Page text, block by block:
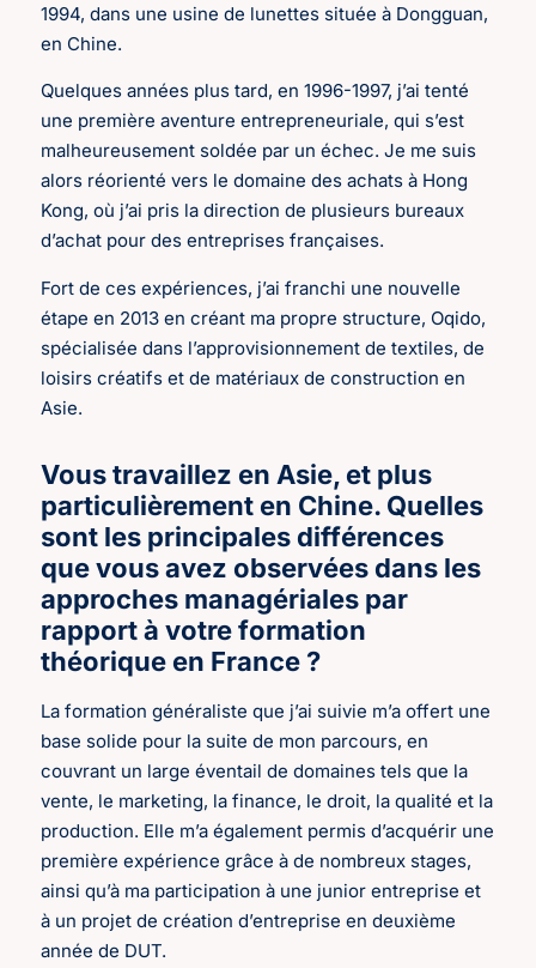
1994, dans une usine de lunettes située à Dongguan,
en Chine.
Quelques années plus tard, en 1996-1997, j’ai tenté
une première aventure entrepreneuriale, qui s’est
malheureusement soldée par un échec. Je me suis
alors réorienté vers le domaine des achats à Hong
Kong, où j’ai pris la direction de plusieurs bureaux
d’achat pour des entreprises françaises.
Fort de ces expériences, j’ai franchi une nouvelle
étape en 2013 en créant ma propre structure, Oqido,
spécialisée dans l’approvisionnement de textiles, de
loisirs créatifs et de matériaux de construction en
Asie.
Vous travaillez en Asie, et plus
particulièrement en Chine. Quelles
sont les principales différences
que vous avez observées dans les
approches managériales par
rapport à votre formation
théorique en France ?
La formation généraliste que j’ai suivie m’a offert une
base solide pour la suite de mon parcours, en
couvrant un large éventail de domaines tels que la
vente, le marketing, la finance, le droit, la qualité et la
production. Elle m’a également permis d’acquérir une
première expérience grâce à de nombreux stages,
ainsi qu’à ma participation à une junior entreprise et
à un projet de création d’entreprise en deuxième
année de DUT.